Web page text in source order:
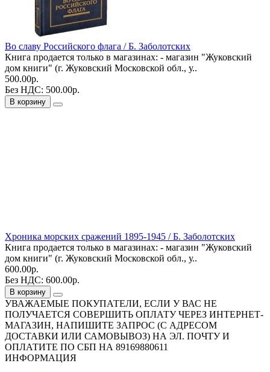
Во славу Российского флага / Б. Заболотских
Книга продается только в магазинах: - магазин "Жуковский
дом книги" (г. Жуковский Московской обл., у..
500.00р.
Без НДС: 500.00р.
В корзину
Хроника морских сражений 1895-1945 / Б. Заболотских
Книга продается только в магазинах: - магазин "Жуковский
дом книги" (г. Жуковский Московской обл., у..
600.00р.
Без НДС: 600.00р.
В корзину
УВАЖАЕМЫЕ ПОКУПАТЕЛИ, ЕСЛИ У ВАС НЕ
ПОЛУЧАЕТСЯ СОВЕРШИТЬ ОПЛАТУ ЧЕРЕЗ ИНТЕРНЕТ-
МАГАЗИН, НАПИШИТЕ ЗАПРОС (С АДРЕСОМ
ДОСТАВКИ ИЛИ САМОВЫВОЗ) НА ЭЛ. ПОЧТУ И
ОПЛАТИТЕ ПО СБП НА 89169880611
ИНФОРМАЦИЯ